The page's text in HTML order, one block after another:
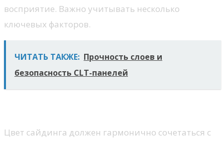
восприятие. Важно учитывать несколько
ключевых факторов.
ЧИТАТЬ ТАКЖЕ: Прочность слоев и
безопасность CLT-панелей
Цвет сайдинга должен гармонично сочетаться с